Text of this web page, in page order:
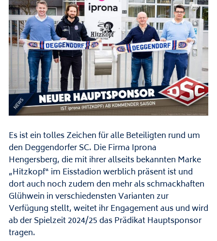
Es ist ein tolles Zeichen für alle Beteiligten rund um
den Deggendorfer SC. Die Firma Iprona
Hengersberg, die mit ihrer allseits bekannten Marke
„Hitzkopf“ im Eisstadion werblich präsent ist und
dort auch noch zudem den mehr als schmackhaften
Glühwein in verschiedensten Varianten zur
Verfügung stellt, weitet ihr Engagement aus und wird
ab der Spielzeit 2024/25 das Prädikat Hauptsponsor
tragen.